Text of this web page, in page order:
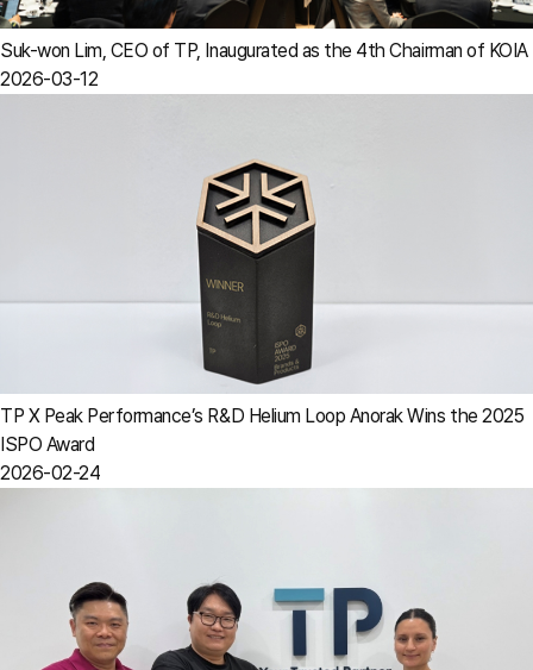
Suk-won Lim, CEO of TP, Inaugurated as the 4th Chairman of KOIA
2026-03-12
TP X Peak Performance’s R&D Helium Loop Anorak Wins the 2025
ISPO Award
2026-02-24